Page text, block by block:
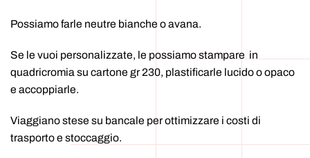
Possiamo farle neutre bianche o avana.
Se le vuoi personalizzate, le possiamo stampare in
quadricromia su cartone gr 230, plastificarle lucido o opaco
e accoppiarle.
Viaggiano stese su bancale per ottimizzare i costi di
trasporto e stoccaggio.